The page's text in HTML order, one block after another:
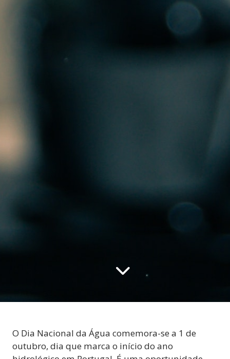
O Dia Nacional da Água comemora-se a 1 de
outubro, dia que marca o início do ano